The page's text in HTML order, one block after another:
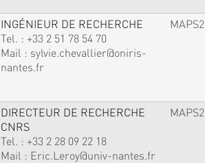
INGÉNIEUR DE RECHERCHE
Tel. : +33 2 51 78 54 70
Mail : sylvie.chevallier@oniris-
nantes.fr
MAPS2
DIRECTEUR DE RECHERCHE
CNRS
Tel. : +33 2 28 09 22 18
Mail : Eric.Leroy@univ-nantes.fr
MAPS2